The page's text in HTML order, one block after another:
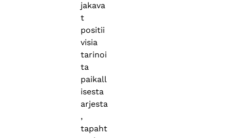
jakava
t
positii
visia
tarinoi
ta
paikall
isesta
arjesta
,
tapaht